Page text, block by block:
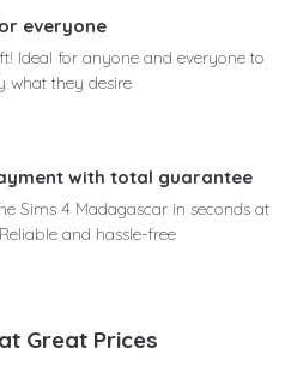
everyone
Ideal for anyone and everyone to
what they desire
with total guarantee
Sims 4 Madagascar in seconds at
and hassle-free
Great Prices